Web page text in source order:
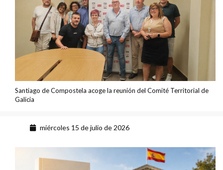
Santiago de Compostela acoge la reunión del Comité Territorial de
Galicia
miércoles 15 de julio de 2026